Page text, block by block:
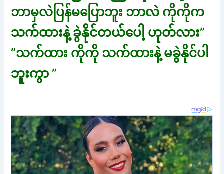
ဘာမှလဲပြန်မပြောဘူး ဘာလဲ ကိုကိုက
သက်ထားနဲ့ ခွဲနိုင်တယ်ပေါ့ ဟုတ်လား”
”သက်ထား ကိုကို သက်ထားနဲ့ မခွဲနိုင်ပါ
ဘူးကွာ ”